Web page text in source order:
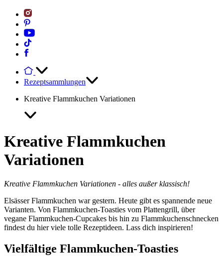
Rezeptsammlungen
Kreative Flammkuchen Variationen
Kreative Flammkuchen
Variationen
Kreative Flammkuchen Variationen - alles außer klassisch!
Elsässer Flammkuchen war gestern. Heute gibt es spannende neue
Varianten. Von Flammkuchen-Toasties vom Plattengrill, über
vegane Flammkuchen-Cupcakes bis hin zu Flammkuchenschnecken
findest du hier viele tolle Rezeptideen. Lass dich inspirieren!
Vielfältige Flammkuchen-Toasties